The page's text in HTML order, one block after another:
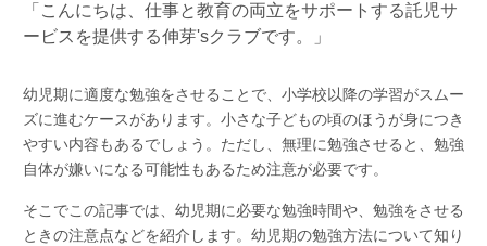
「こんにちは、 仕事と教育の両立をサポートする託児サ
ービスを提供する伸芽'sクラブです。」
幼児期に適度な勉強をさせることで、小学校以降の学習がスムー
ズに進むケースがあります。小さな子どもの頃のほうが身につき
やすい内容もあるでしょう。ただし、無理に勉強させると、勉強
自体が嫌いになる可能性もあるため注意が必要です。
そこでこの記事では、幼児期に必要な勉強時間や、勉強をさせる
ときの注意点などを紹介します。幼児期の勉強方法について知り